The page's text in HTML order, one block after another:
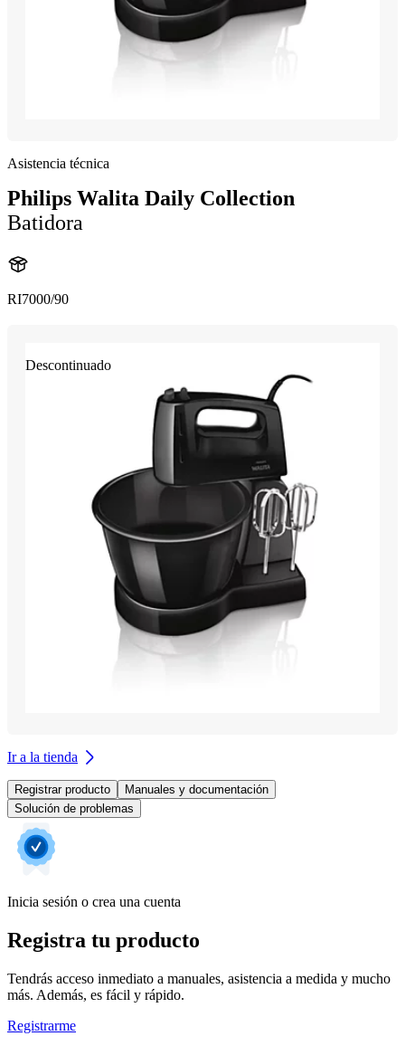
Asistencia técnica
Philips Walita Daily Collection
Batidora
RI7000/90
Descontinuado
Ir a la tienda
Registrar producto
Manuales y documentación
Solución de problemas
Inicia sesión o crea una cuenta
Registra tu producto
Tendrás acceso inmediato a manuales, asistencia a medida y mucho
más. Además, es fácil y rápido.
Registrarme